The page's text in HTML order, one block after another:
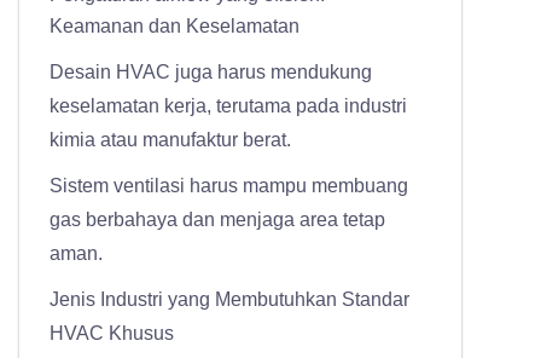
Keamanan dan Keselamatan
Desain HVAC juga harus mendukung
keselamatan kerja, terutama pada industri
kimia atau manufaktur berat.
Sistem ventilasi harus mampu membuang
gas berbahaya dan menjaga area tetap
aman.
Jenis Industri yang Membutuhkan Standar
HVAC Khusus